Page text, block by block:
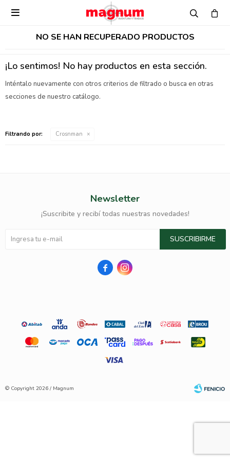

NO SE HAN RECUPERADO PRODUCTOS
¡Lo sentimos! No hay productos en esta sección.
Inténtalo nuevamente con otros criterios de filtrado o busca en otras
secciones de nuestro catálogo.
Filtrando por: Crosnman
Newsletter
¡Suscribite y recibí todas nuestras novedades!
SUSCRIBIRME
 
© Copyright 2026 / Magnum